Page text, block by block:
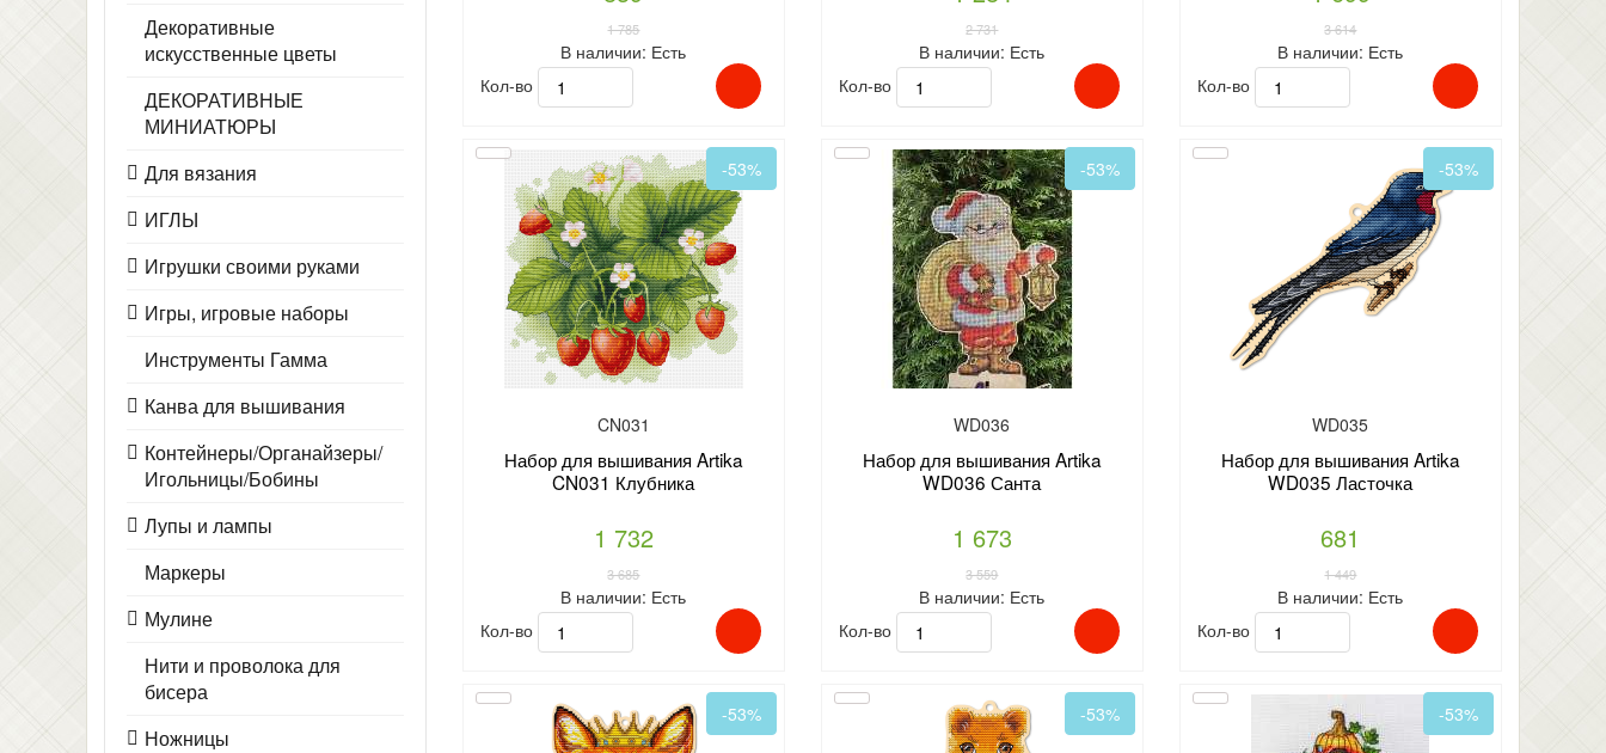
Декоративные
искусственные цветы
ДЕКОРАТИВНЫЕ
МИНИАТЮРЫ
Для вязания
ИГЛЫ
Игрушки своими руками
Игры, игровые наборы
Инструменты Гамма
Канва для вышивания
Контейнеры/Органайзеры/
Игольницы/Бобины
Лупы и лампы
Маркеры
Мулине
Нити и проволока для
бисера
Ножницы
1 785
В наличии: Есть
Кол-во
2 731
В наличии: Есть
Кол-во
3 614
В наличии: Есть
Кол-во
-53%
CN031
Набор для вышивания Artika
CN031 Клубника
1 732
3 685
В наличии: Есть
Кол-во
-53%
WD036
Набор для вышивания Artika
WD036 Санта
1 673
3 559
В наличии: Есть
Кол-во
-53%
WD035
Набор для вышивания Artika
WD035 Ласточка
681
1 449
В наличии: Есть
Кол-во
-53% -53% -53%